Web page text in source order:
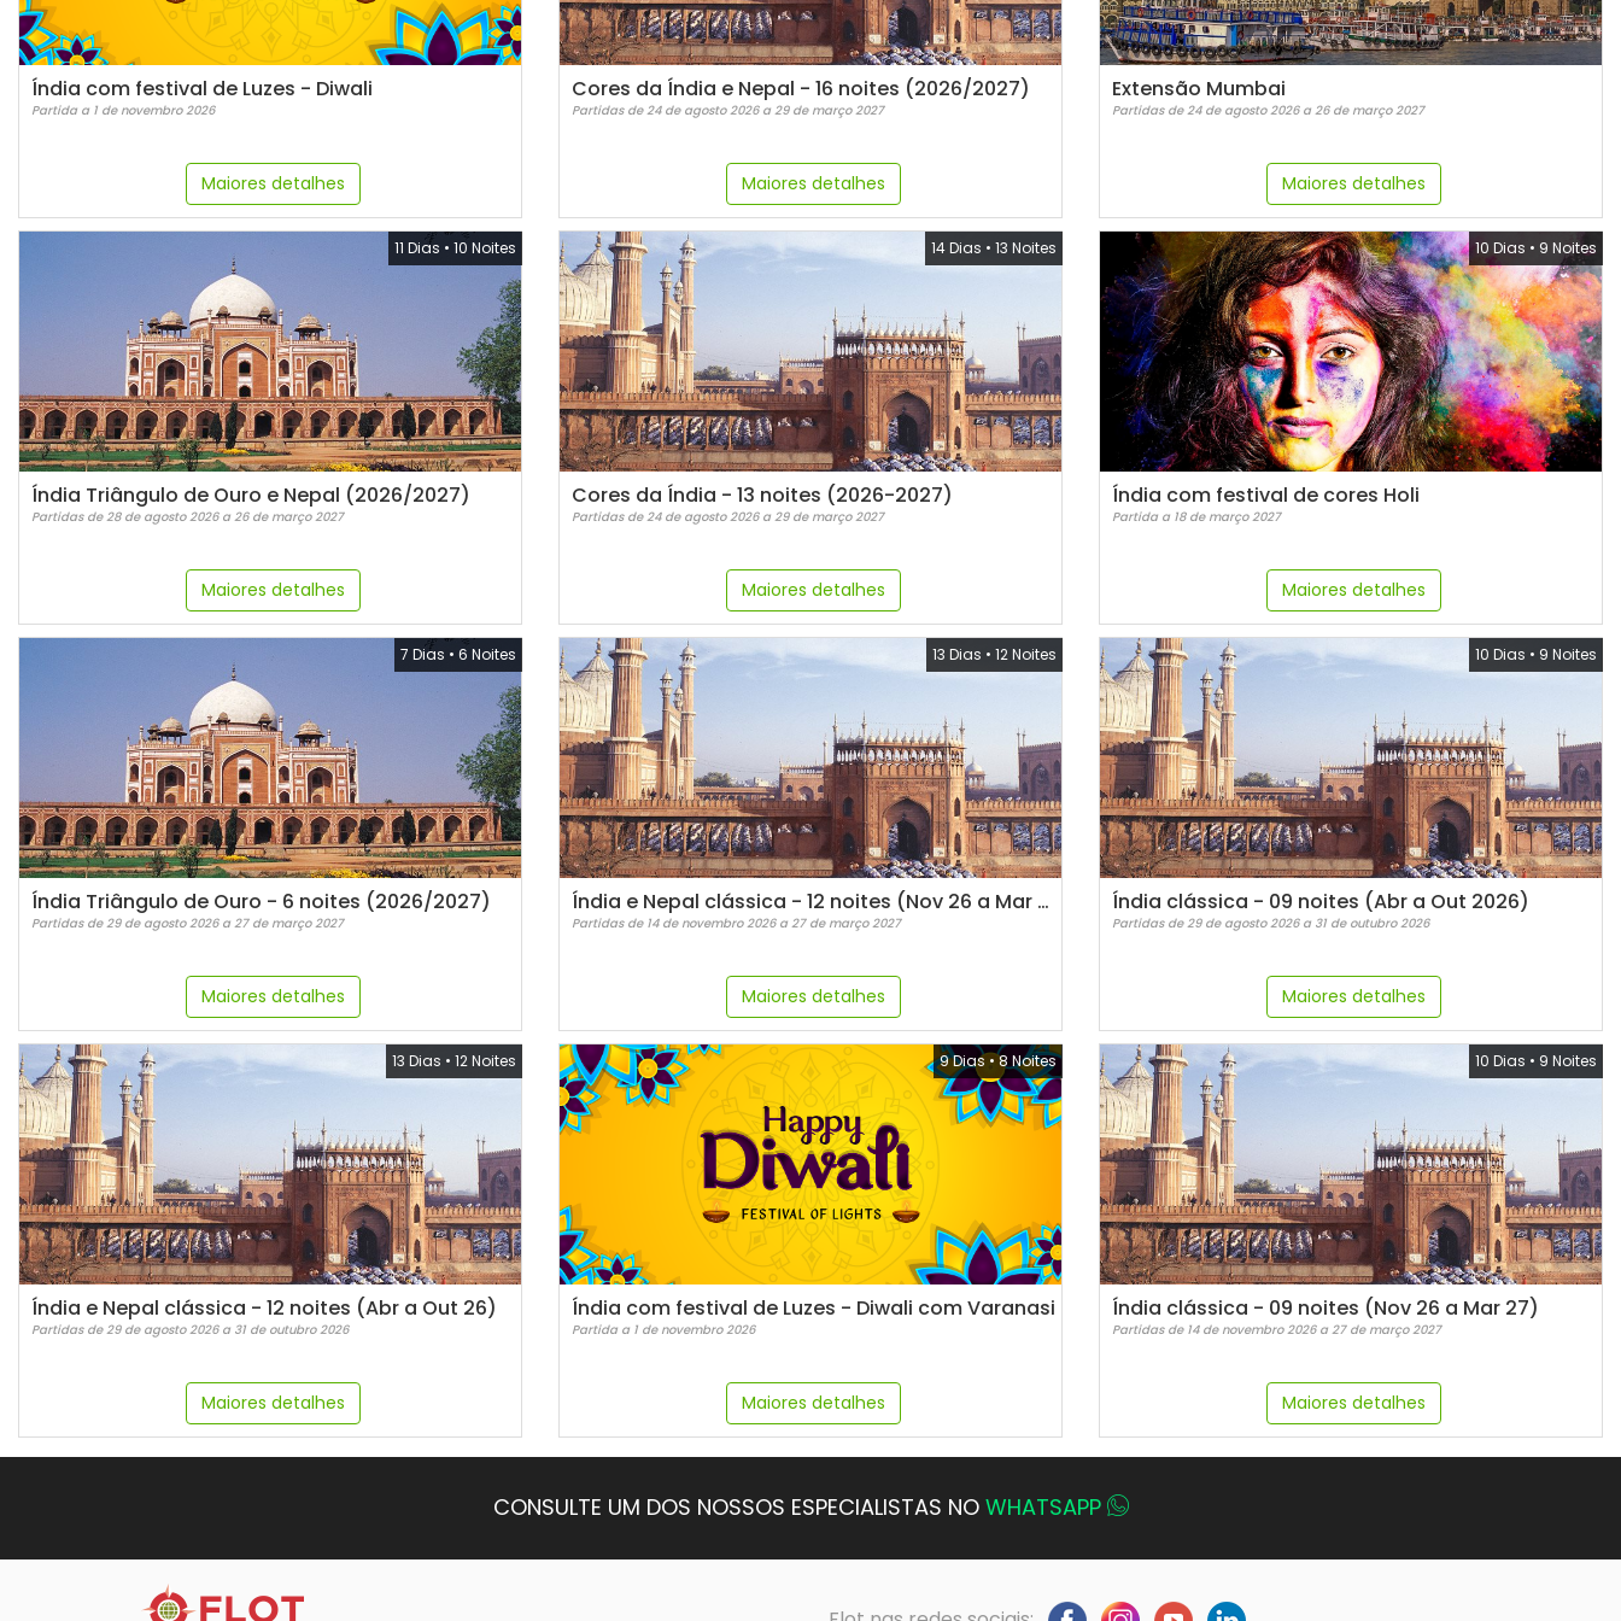
Índia com festival de Luzes - Diwali
Partida a 1 de novembro 2026
Maiores detalhes
Cores da Índia e Nepal - 16 noites (2026/2027)
Partidas de 24 de agosto 2026 a 29 de março 2027
Maiores detalhes
Extensão Mumbai
Partidas de 24 de agosto 2026 a 26 de março 2027
Maiores detalhes
11 Dias • 10 Noites
Índia Triângulo de Ouro e Nepal (2026/2027)
Partidas de 28 de agosto 2026 a 26 de março 2027
Maiores detalhes
14 Dias • 13 Noites
Cores da Índia - 13 noites (2026-2027)
Partidas de 24 de agosto 2026 a 29 de março 2027
Maiores detalhes
10 Dias • 9 Noites
Índia com festival de cores Holi
Partida a 18 de março 2027
Maiores detalhes
7 Dias • 6 Noites
Índia Triângulo de Ouro - 6 noites (2026/2027)
Partidas de 29 de agosto 2026 a 27 de março 2027
Maiores detalhes
13 Dias • 12 Noites
Índia e Nepal clássica - 12 noites (Nov 26 a Mar 27)
Partidas de 14 de novembro 2026 a 27 de março 2027
Maiores detalhes
10 Dias • 9 Noites
Índia clássica - 09 noites (Abr a Out 2026)
Partidas de 29 de agosto 2026 a 31 de outubro 2026
Maiores detalhes
13 Dias • 12 Noites
Índia e Nepal clássica - 12 noites (Abr a Out 26)
Partidas de 29 de agosto 2026 a 31 de outubro 2026
Maiores detalhes
9 Dias • 8 Noites
Índia com festival de Luzes - Diwali com Varanasi
Partida a 1 de novembro 2026
Maiores detalhes
10 Dias • 9 Noites
Índia clássica - 09 noites (Nov 26 a Mar 27)
Partidas de 14 de novembro 2026 a 27 de março 2027
Maiores detalhes
CONSULTE UM DOS NOSSOS ESPECIALISTAS NO WHATSAPP